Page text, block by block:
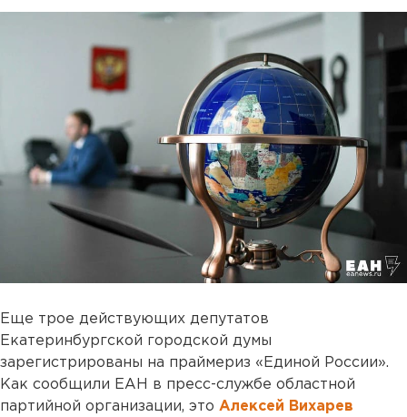
Еще трое действующих депутатов
Екатеринбургской городской думы
зарегистрированы на праймериз «Единой России».
Как сообщили ЕАН в пресс-службе областной
партийной организации, это Алексей Вихарев